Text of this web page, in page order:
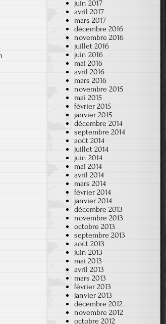
juin 2017
avril 2017
mars 2017
décembre 2016
novembre 2016
juillet 2016
juin 2016
mai 2016
avril 2016
mars 2016
novembre 2015
mai 2015
février 2015
janvier 2015
décembre 2014
septembre 2014
août 2014
juillet 2014
juin 2014
mai 2014
avril 2014
mars 2014
février 2014
janvier 2014
décembre 2013
novembre 2013
octobre 2013
septembre 2013
août 2013
juin 2013
mai 2013
avril 2013
mars 2013
février 2013
janvier 2013
décembre 2012
novembre 2012
octobre 2012